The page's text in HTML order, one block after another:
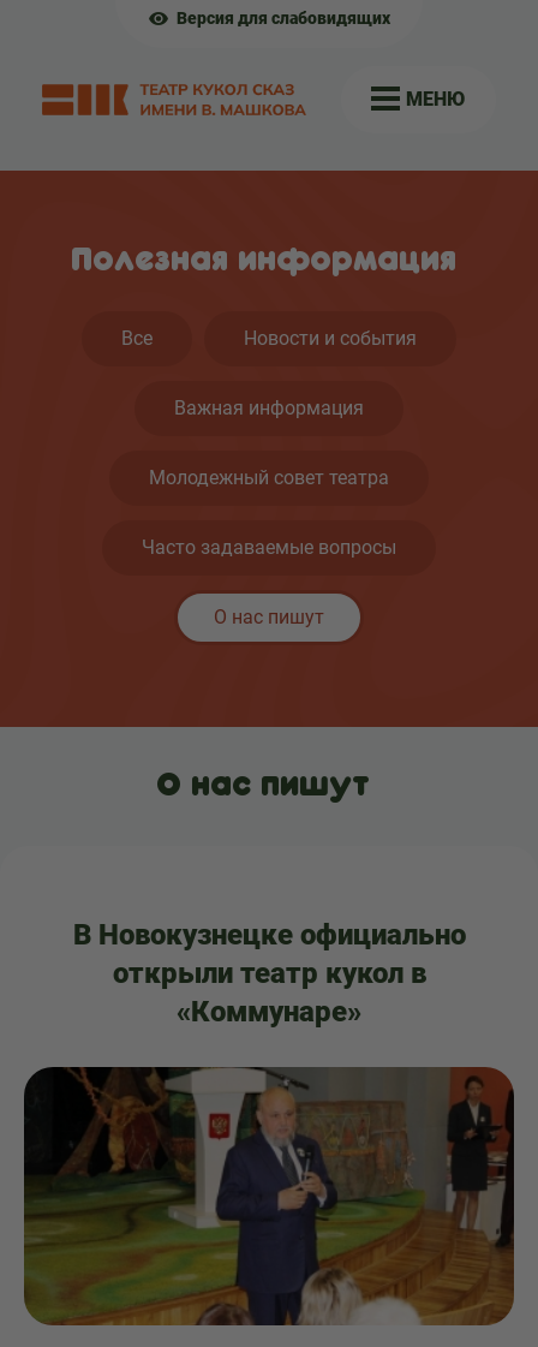
Версия для слабовидящих
МЕНЮ
Полезная информация
Все Новости и события
Важная информация
Молодежный совет театра
Часто задаваемые вопросы
О нас пишут
О нас пишут
В Новокузнецке официально
открыли театр кукол в
«Коммунаре»